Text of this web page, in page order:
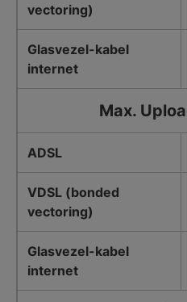
vectoring)
Glasvezel-kabel
internet
Max.
ADSL
VDSL (bonded
vectoring)
Glasvezel-kabel
internet